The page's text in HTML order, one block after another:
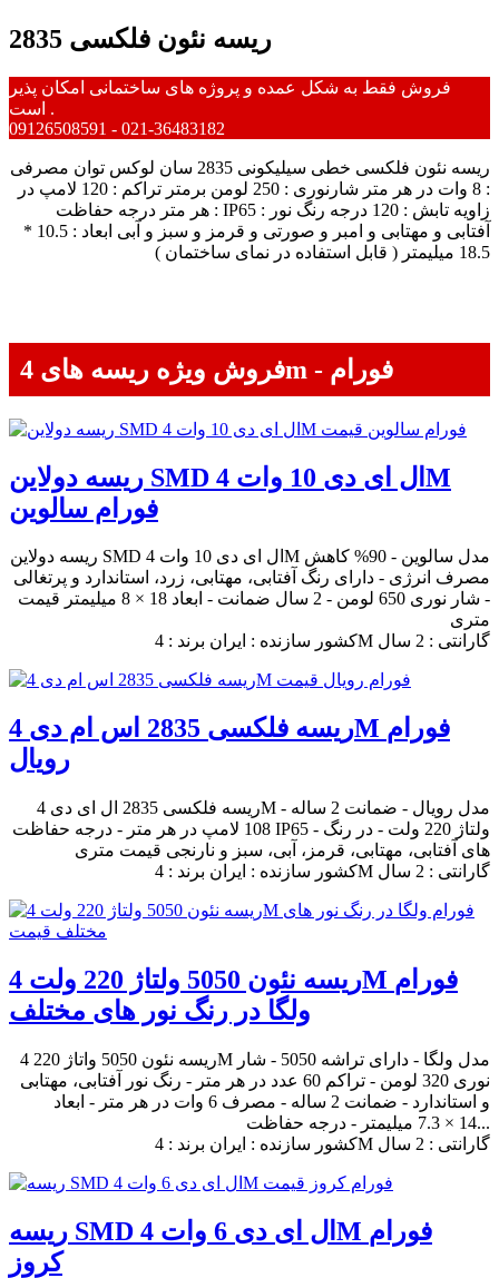
ریسه نئون فلکسی 2835
فروش فقط به شکل عمده و پروژه های ساختمانی امکان پذیر
است .
09126508591 - 021-36483182
ریسه نئون فلکسی خطی سیلیکونی 2835 سان لوکس توان مصرفی
: 8 وات در هر متر شارنوری : 250 لومن برمتر تراکم : 120 لامپ در
هر متر درجه حفاظت : IP65 زاویه تابش : 120 درجه رنگ نور :
آفتابی و مهتابی و امبر و صورتی و قرمز و سبز و آبی ابعاد : 10.5 *
18.5 میلیمتر ( قابل استفاده در نمای ساختمان )
فروش ویژه ریسه های 4m - فورام
ریسه دولاین SMD ال ای دی 10 وات 4M
فورام سالوین
ریسه دولاین SMD ال ای دی 10 وات 4M مدل سالوین - 90% کاهش
مصرف انرژی - دارای رنگ آفتابی، مهتابی، زرد، استاندارد و پرتغالی
- شار نوری 650 لومن - 2 سال ضمانت - ابعاد 18 × 8 میلیمتر قیمت
متری
کشور سازنده : ایران برند : 4M گارانتی : 2 سال
ریسه فلکسی 2835 اس ام دی 4M فورام
رویال
ریسه فلکسی 2835 ال ای دی 4M مدل رویال - ضمانت 2 ساله -
108 لامپ در هر متر - درجه حفاظت IP65 - ولتاژ 220 ولت - در رنگ
های آفتابی، مهتابی، قرمز، آبی، سبز و نارنجی قیمت متری
کشور سازنده : ایران برند : 4M گارانتی : 2 سال
ریسه نئون 5050 ولتاژ 220 ولت 4M فورام
ولگا در رنگ نور های مختلف
ریسه نئون 5050 واتاژ 220 4M مدل ولگا - دارای تراشه 5050 - شار
نوری 320 لومن - تراکم 60 عدد در هر متر - رنگ نور آفتابی، مهتابی
و استاندارد - ضمانت 2 ساله - مصرف 6 وات در هر متر - ابعاد
14 × 7.3 میلیمتر - درجه حفاظت...
کشور سازنده : ایران برند : 4M گارانتی : 2 سال
ریسه SMD ال ای دی 6 وات 4M فورام
کروز